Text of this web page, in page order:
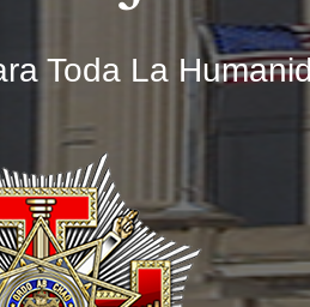
Toda La